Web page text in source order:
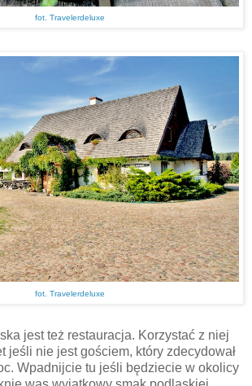
fot. Travelerdeluxe
fot. Travelerdeluxe
jest też restauracja. Korzystać z niej
jeśli nie jest gościem, który zdecydował
Wpadnijcie tu jeśli będziecie w okolicy